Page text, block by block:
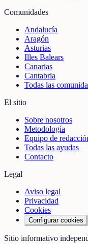
Comunidades
Andalucía
Aragón
Asturias
Illes Balears
Canarias
Cantabria
Todas las
El sitio
Sobre nosotros
Metodología
Equipo de
Todas las ayudas
Contacto
Legal
Aviso legal
Privacidad
Cookies
Configurar cookies
Sitio informativo